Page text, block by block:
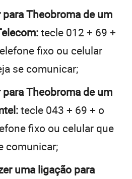
para Theobroma de um
tecle 012 + 69 +
fixo ou celular
se comunicar;
para Theobroma de um
tecle 043 + 69 + o
fixo ou celular que
comunicar;
uma ligação para